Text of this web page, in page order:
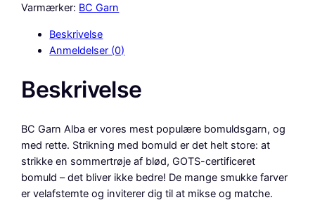
a
G
O
T
S
Varmærker: BC Garn
Beskrivelse
Anmeldelser (0)
Beskrivelse
BC Garn Alba er vores mest populære bomuldsgarn, og
med rette. Strikning med bomuld er det helt store: at
strikke en sommertrøje af blød, GOTS-certificeret
bomuld – det bliver ikke bedre! De mange smukke farver
er velafstemte og inviterer dig til at mikse og matche.